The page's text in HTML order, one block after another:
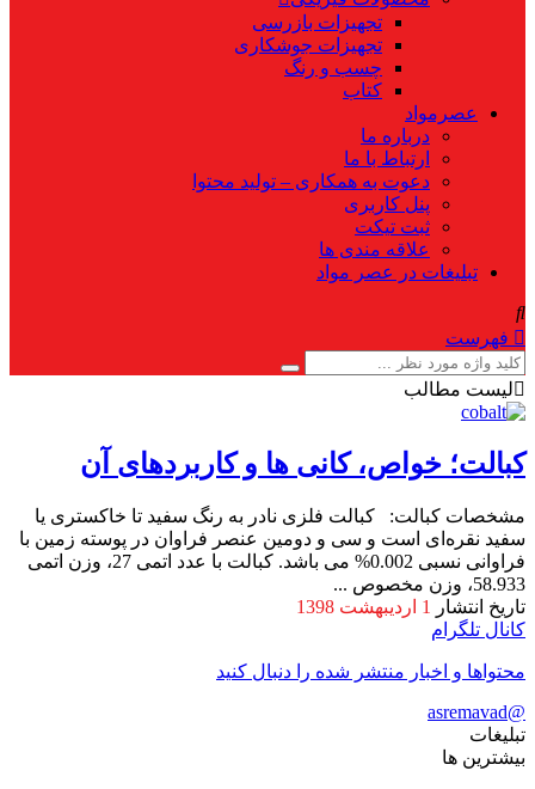
تجهیزات بازرسی
تجهیزات جوشکاری
چسب و رنگ
کتاب
عصرمواد
درباره ما
ارتباط با ما
دعوت به همکاری – تولید محتوا
پنل کاربری
ثبت تیکت
علاقه مندی ها
تبلیغات در عصر مواد
فهرست
لیست مطالب
کبالت؛ خواص، كانی ها و كاربردهای آن
مشخصات کبالت: كبالت فلزی نادر به رنگ سفید تا خاکستری یا
سفید نقره‌ای است و سی و دومین عنصر فراوان در پوسته زمین با
فراوانی نسبی 0.002% می باشد. کبالت با عدد اتمی 27، وزن اتمی
58.933، وزن مخصوص ...
تاریخ انتشار
1 اردیبهشت 1398
کانال تلگرام
محتواها و اخبار منتشر شده را دنبال کنید
@asremavad
تبلیغات
بیشترین ها